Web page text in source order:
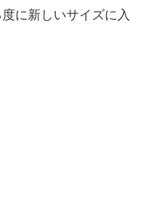
に新しいサイズに入